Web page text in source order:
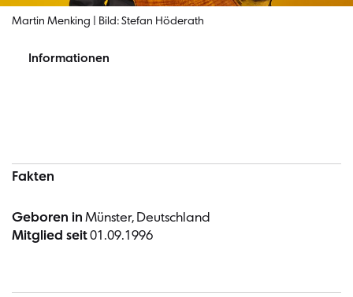
Martin Menking | Bild: Stefan Höderath
Informationen
Fakten
Geboren in Münster, Deutschland
Mitglied seit01.09.1996